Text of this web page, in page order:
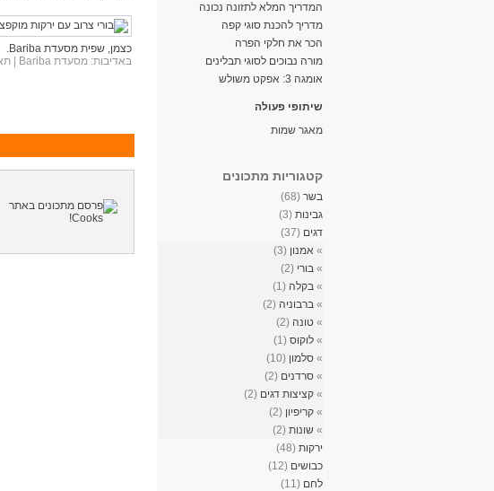
המדריך המלא לתזונה נכונה
מדריך להכנת סוגי קפה
הכר את חלקי הפרה
מורה נבוכים לסוגי תבלינים
אומגה 3: אפקט משולש
שיתופי פעולה
מאגר שמות
קטגוריות מתכונים
בשר (68)
גבינות (3)
דגים (37)
» אמנון (3)
» בורי (2)
» בקלה (1)
» ברבוניה (2)
» טונה (2)
» לוקוס (1)
» סלמון (10)
» סרדנים (2)
» קציצות דגים (2)
» קריפיון (2)
» שונות (2)
ירקות (48)
כבושים (12)
לחם (11)
כצמן, שפית מסעדת Bariba.
באדיבות: מסעדת Bariba |